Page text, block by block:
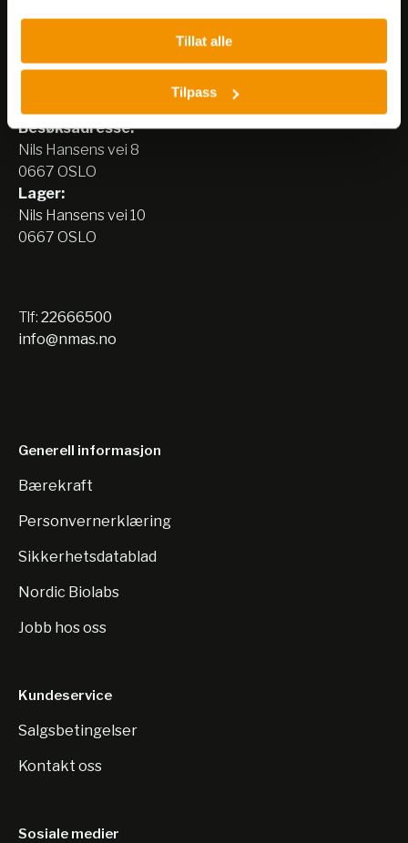
Tillat alle
Tilpass
Nerliens Meszansky AS
Besøksadresse:
Nils Hansens vei 8
0667 OSLO
Lager:
Nils Hansens vei 10
0667 OSLO
Tlf: 22666500
info@nmas.no
Generell informasjon
Bærekraft
Personvernerklæring
Sikkerhetsdatablad
Nordic Biolabs
Jobb hos oss
Kundeservice
Salgsbetingelser
Kontakt oss
Sosiale medier